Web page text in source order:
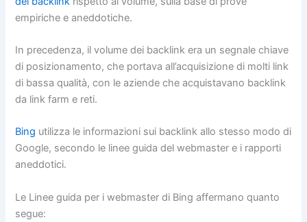
empiriche e aneddotiche.
In precedenza, il volume dei backlink era un segnale chiave
di posizionamento, che portava all’acquisizione di molti link
di bassa qualità, con le aziende che acquistavano backlink
da link farm e reti.
Bing utilizza le informazioni sui backlink allo stesso modo di
Google, secondo le linee guida del webmaster e i rapporti
aneddotici.
Le Linee guida per i webmaster di Bing affermano quanto
segue: